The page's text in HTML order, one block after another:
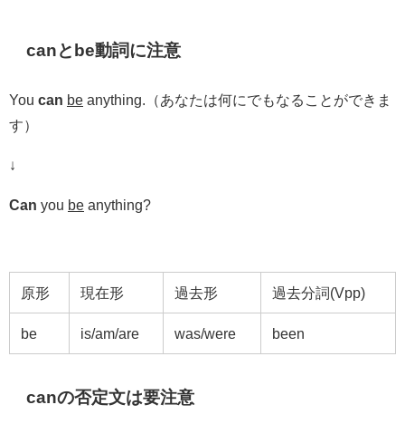
canとbe動詞に注意
You can be anything.（あなたは何にでもなることができま
す）
↓
Can you be anything?
原形 現在形 過去形 過去分詞(Vpp)
be is/am/are was/were been
canの否定文は要注意